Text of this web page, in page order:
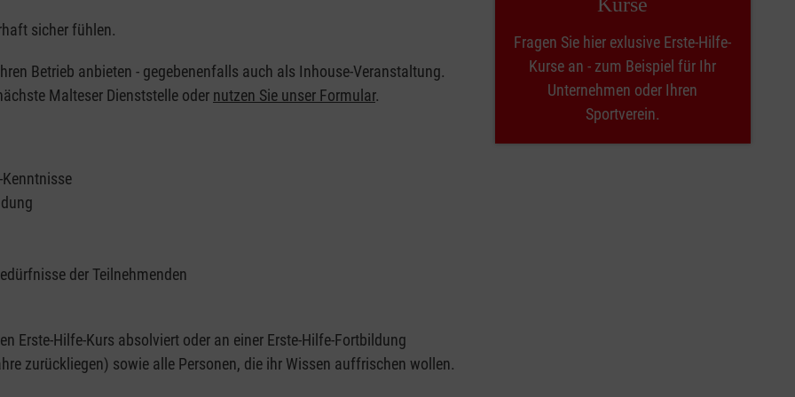
sicher fühlen.
Betrieb anbieten - gegebenenfalls auch als Inhouse-Veranstaltung.
Malteser Dienststelle oder nutzen Sie unser Formular.
der Teilnehmenden
Erste-Hilfe-Kurs absolviert oder an einer Erste-Hilfe-Fortbildung
zurückliegen) sowie alle Personen, die ihr Wissen auffrischen wollen.
Fragen Sie hier exlusive Erste-Hilfe-
Kurse an - zum Beispiel für Ihr
Unternehmen oder Ihren
Sportverein.